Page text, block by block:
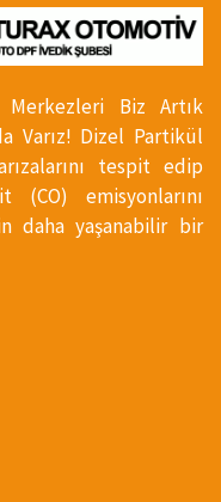
Merkezleri Biz Artık
Varız! Dizel Partikül
tespit edip
(CO) emisyonlarını
daha yaşanabilir bir